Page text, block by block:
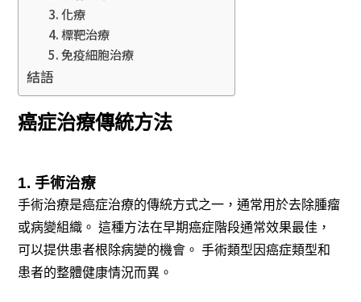
3. 化療
4. 標靶治療
5. 免疫細胞治療
結語
癌症治療傳統方法
1. 手術治療
手術治療是癌症治療的傳統方式之一，通常用於去除腫瘤
或病變組織。 這種方法在早期癌症階段通常效果最佳，
可以提供患者根除病變的機會。 手術類型因癌症類型和
患者的整體健康情況而異。